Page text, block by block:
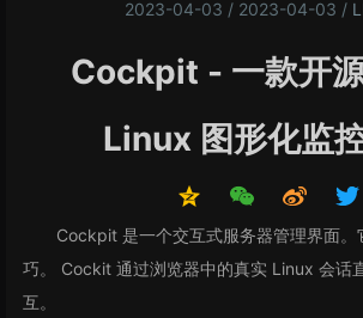
2023-04-03 / 2023-04-03 /
Cockpit - 一款开
Linux 图形化监
Cockpit 是一个交互式服务器管理界面。
巧。 Cockit 通过浏览器中的真实 Linux 会话
互。